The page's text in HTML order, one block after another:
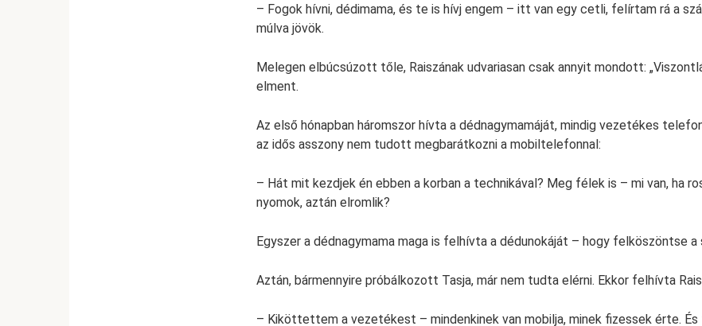
– Fogok hívni, dédimama, és te is hívj engem – itt van egy cetli, felírtam rá a
múlva jövök.
Melegen elbúcsúzott tőle, Raiszának udvariasan csak annyit mondott:
elment.
Az első hónapban háromszor hívta a dédnagymamáját, mindig vezetékes
az idős asszony nem tudott megbarátkozni a mobiltelefonnal:
– Hát mit kezdjek én ebben a korban a technikával? Meg félek is – mi van, ha
nyomok, aztán elromlik?
Egyszer a dédnagymama maga is felhívta a dédunokáját – hogy felköszöntse a
Aztán, bármennyire próbálkozott Tasja, már nem tudta elérni. Ekkor felhívta
– Kiköttettem a vezetékest – mindenkinek van mobilja, minek fizessek érte.